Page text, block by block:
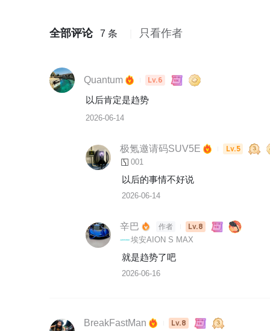
全部评论 7 条 只看作者
Quantum
Lv.6
以后肯定是趋势
2026-06-14
极氪邀请码SUV5E Lv.5
001
以后的事情不好说
2026-06-14
辛巴 作者 Lv.8
埃安AION S MAX
就是趋势了吧
2026-06-16
BreakFastMan Lv.8